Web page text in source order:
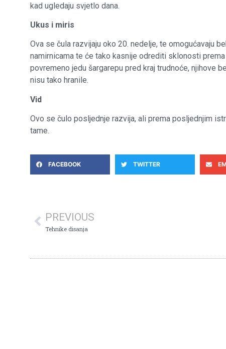
kad ugledaju svjetlo dana.
Ukus i miris
Ova se čula razvijaju oko 20. nedelje, te omogućavaju
namirnicama te će tako kasnije odrediti sklonosti
povremeno jedu šargarepu pred kraj trudnoće, njihove
nisu tako hranile.
Vid
Ovo se čulo posljednje razvija, ali prema posljednjim
tame.
FACEBOOK TWITTER
PREVIOUS
Tehnike disanja